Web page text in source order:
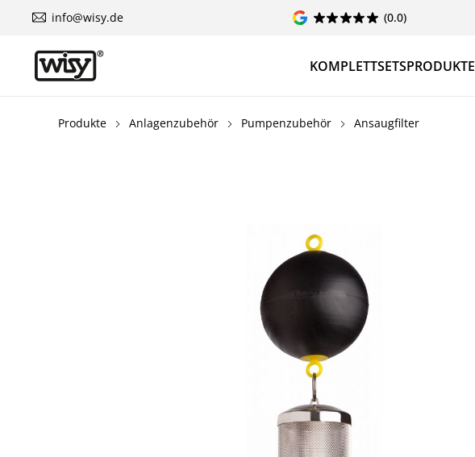
info@wisy.de (0.0)
KOMPLETTSETSPRODUKTE
Produkte Anlagenzubehör Pumpenzubehör Ansaugfilter